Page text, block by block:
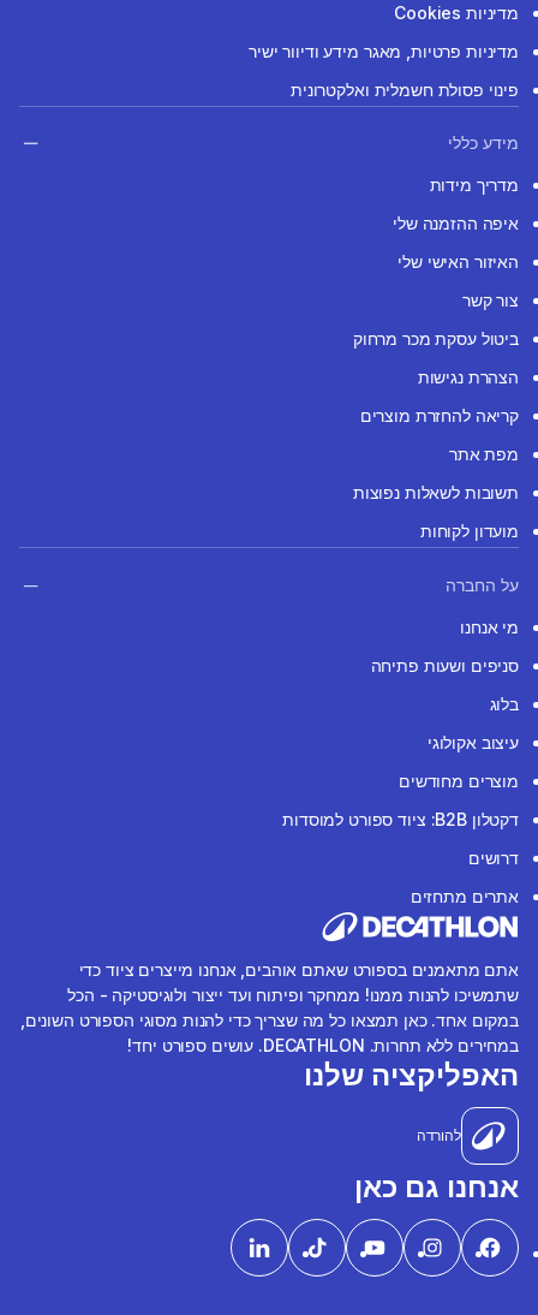
מדיניות Cookies
מדיניות פרטיות, מאגר מידע ודיוור ישיר
פינוי פסולת חשמלית ואלקטרונית
מידע כללי
מדריך מידות
איפה ההזמנה שלי
האיזור האישי שלי
צור קשר
ביטול עסקת מכר מרחוק
הצהרת נגישות
קריאה להחזרת מוצרים
מפת אתר
תשובות לשאלות נפוצות
מועדון לקוחות
על החברה
מי אנחנו
סניפים ושעות פתיחה
בלוג
עיצוב אקולוגי
מוצרים מחודשים
דקטלון B2B: ציוד ספורט למוסדות
דרושים
אתרים מתחזים
אתם מתאמנים בספורט שאתם אוהבים, אנחנו מייצרים ציוד כדי
שתמשיכו להנות ממנו! ממחקר ופיתוח ועד ייצור ולוגיסטיקה - הכל
במקום אחד. כאן תמצאו כל מה שצריך כדי להנות מסוגי הספורט השונים,
במחירים ללא תחרות. DECATHLON. עושים ספורט יחד!
האפליקציה שלנו
להורדה
אנחנו גם כאן